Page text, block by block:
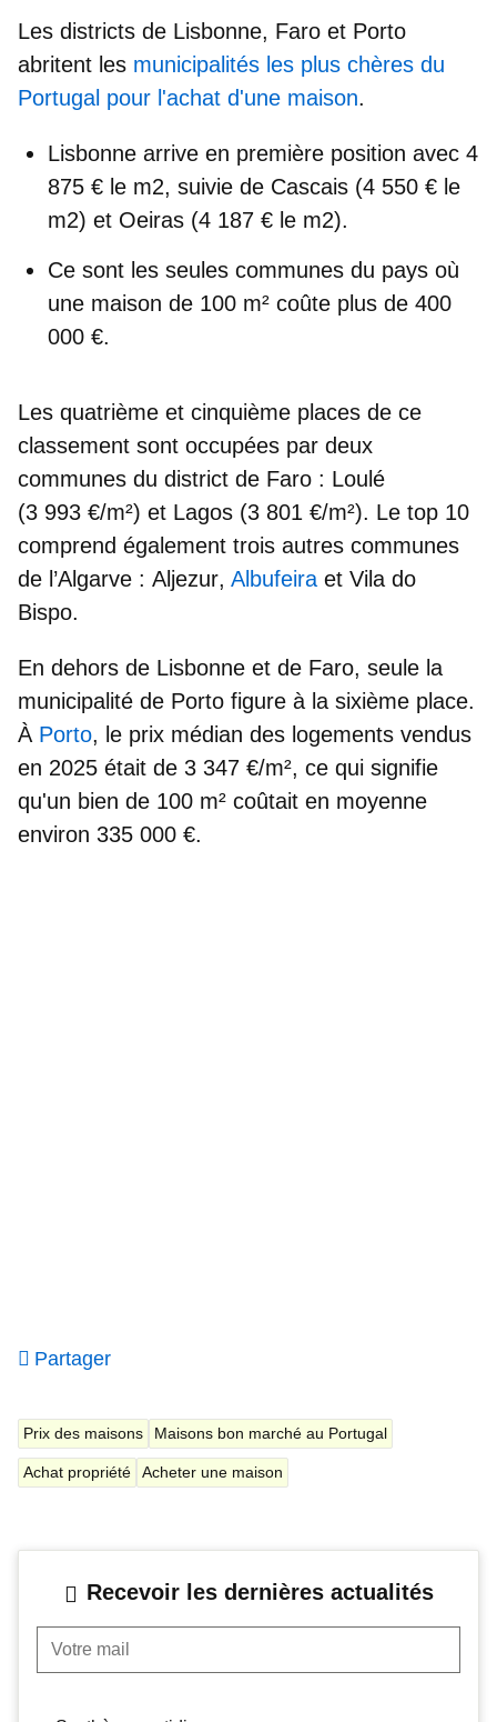
Les districts de Lisbonne, Faro et Porto
abritent les municipalités les plus chères du
Portugal pour l'achat d'une maison.
Lisbonne arrive en première position avec 4
875 € le m2, suivie de Cascais (4 550 € le
m2) et Oeiras (4 187 € le m2).
Ce sont les seules communes du pays où
une maison de 100 m² coûte plus de 400
000 €.
Les quatrième et cinquième places de ce
classement sont occupées par deux
communes du district de Faro : Loulé
(3 993 €/m²) et Lagos (3 801 €/m²). Le top 10
comprend également trois autres communes
de l’Algarve : Aljezur, Albufeira et Vila do
Bispo.
En dehors de Lisbonne et de Faro, seule la
municipalité de Porto figure à la sixième place.
À Porto, le prix médian des logements vendus
en 2025 était de 3 347 €/m², ce qui signifie
qu'un bien de 100 m² coûtait en moyenne
environ 335 000 €.
Partager
Prix des maisons Maisons bon marché au Portugal
Achat propriété Acheter une maison
Recevoir les dernières actualités
Votre mail